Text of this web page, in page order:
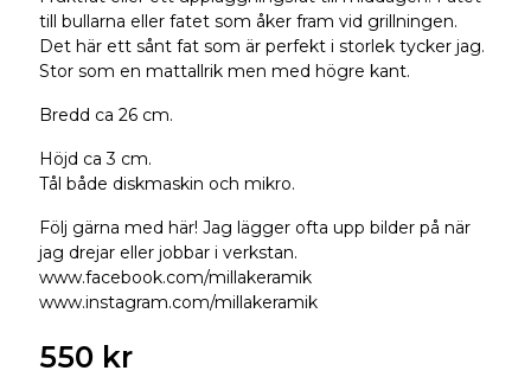
till bullarna eller fatet som åker fram vid grillningen.
Det här ett sånt fat som är perfekt i storlek tycker jag.
Stor som en mattallrik men med högre kant.
Bredd ca 26 cm.
Höjd ca 3 cm.
Tål både diskmaskin och mikro.
Följ gärna med här! Jag lägger ofta upp bilder på när
jag drejar eller jobbar i verkstan.
www.facebook.com/millakeramik
www.instagram.com/millakeramik
550 kr